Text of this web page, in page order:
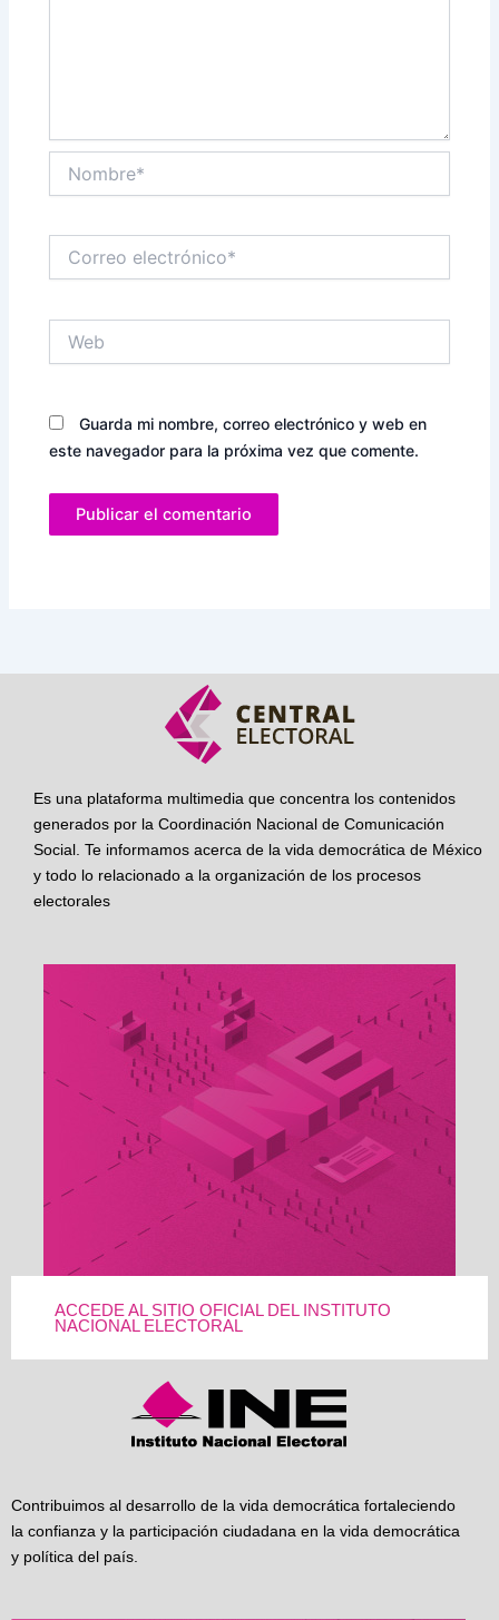
electrónico*
Guarda mi nombre, correo electrónico y web en
este navegador para la próxima vez que comente.
Es una plataforma multimedia que concentra los contenidos
generados por la Coordinación Nacional de Comunicación
Social. Te informamos acerca de la vida democrática de México
y todo lo relacionado a la organización de los procesos
electorales
ACCEDE AL SITIO OFICIAL DEL INSTITUTO
NACIONAL ELECTORAL
Contribuimos al desarrollo de la vida democrática fortaleciendo
la confianza y la participación ciudadana en la vida democrática
y política del país.